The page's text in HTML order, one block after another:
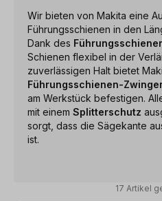
Wir bieten von Makita eine
Führungsschienen in den
Dank des
Schienen flexibel in der
zuverlässigen Halt bietet
Führungsschienen-
am Werkstück befestigen.
mit einem Splitterschutz
sorgt, dass die Sägekante
ist.
17 Artikel